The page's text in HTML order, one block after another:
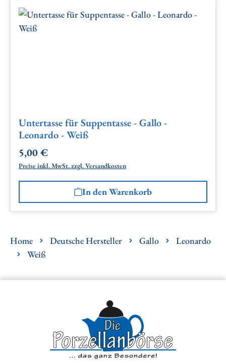
Untertasse für Suppentasse - Gallo -
Leonardo - Weiß
Regulärer Preis:
5,00 €
Preise inkl. MwSt. zzgl. Versandkosten
In den Warenkorb
Home Deutsche Hersteller Gallo
Leonardo
Weiß